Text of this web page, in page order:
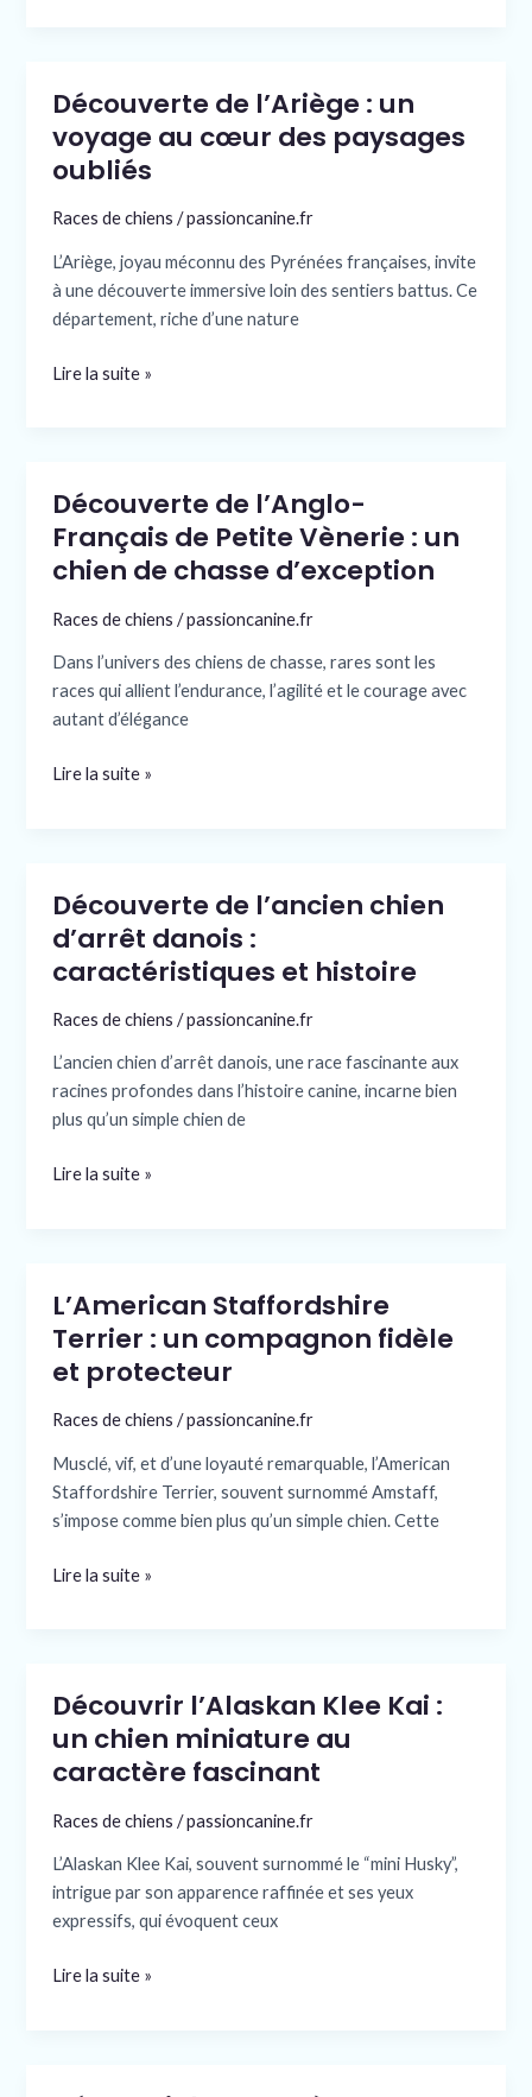
Découverte de l’Ariège : un
voyage au cœur des paysages
oubliés
Races de chiens /passioncanine.fr
L’Ariège, joyau méconnu des Pyrénées françaises, invite
à une découverte immersive loin des sentiers battus. Ce
département, riche d’une nature
Découverte
de
l’Ariège
un
au
cœur
des
oubliés
Lire la suite »
Découverte de l’Anglo-
Français de Petite Vènerie : un
chien de chasse d’exception
Races de chiens /passioncanine.fr
Dans l’univers des chiens de chasse, rares sont les
races qui allient l’endurance, l’agilité et le courage avec
autant d’élégance
Découverte
de
l’Anglo-
Français
de
Vènerie
:
un
de
Lire la suite »
Découverte de l’ancien chien
d’arrêt danois :
caractéristiques et histoire
Races de chiens /passioncanine.fr
L’ancien chien d’arrêt danois, une race fascinante aux
racines profondes dans l’histoire canine, incarne bien
plus qu’un simple chien de
Découverte
de
chien
d’arrêt
:
caractéristiques
et
Lire la suite »
L’American Staffordshire
Terrier : un compagnon fidèle
et protecteur
Races de chiens /passioncanine.fr
Musclé, vif, et d’une loyauté remarquable, l’American
Staffordshire Terrier, souvent surnommé Amstaff,
s’impose comme bien plus qu’un simple chien. Cette
L’American
Staffordshire
Terrier
un
fidèle
et
protecteur
Lire la suite »
Découvrir l’Alaskan Klee Kai :
un chien miniature au
caractère fascinant
Races de chiens /passioncanine.fr
L’Alaskan Klee Kai, souvent surnommé le “mini Husky”,
intrigue par son apparence raffinée et ses yeux
expressifs, qui évoquent ceux
Découvrir
l’Alaskan
Kai
:
chien
miniature
au
fascinant
Lire la suite »